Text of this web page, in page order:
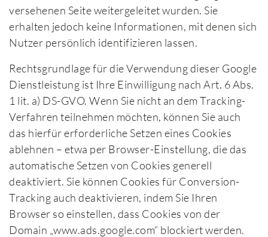
versehenen Seite weitergeleitet wurden. Sie
erhalten jedoch keine Informationen, mit denen sich
Nutzer persönlich identifizieren lassen.
Rechtsgrundlage für die Verwendung dieser Google
Dienstleistung ist Ihre Einwilligung nach Art. 6 Abs.
1 lit. a) DS-GVO. Wenn Sie nicht an dem Tracking-
Verfahren teilnehmen möchten, können Sie auch
das hierfür erforderliche Setzen eines Cookies
ablehnen – etwa per Browser-Einstellung, die das
automatische Setzen von Cookies generell
deaktiviert. Sie können Cookies für Conversion-
Tracking auch deaktivieren, indem Sie Ihren
Browser so einstellen, dass Cookies von der
Domain „www.ads.google.com“ blockiert werden.